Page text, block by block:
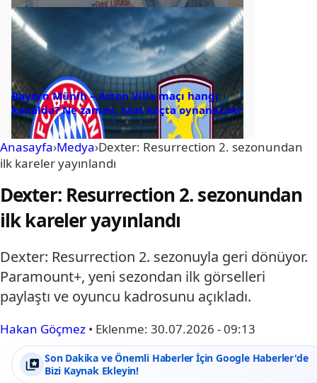
Bayern Münih – Aston Villa maçı hangi
kanalda? Ne zaman, saat kaçta oynanacak?
Anasayfa›Medya›Dexter: Resurrection 2. sezonundan
ilk kareler yayınlandı
Dexter: Resurrection 2. sezonundan
ilk kareler yayınlandı
Dexter: Resurrection 2. sezonuyla geri dönüyor.
Paramount+, yeni sezondan ilk görselleri
paylaştı ve oyuncu kadrosunu açıkladı.
Hakan Göçmez • Eklenme: 30.07.2026 - 09:13
Son Dakika ve Önemli Haberler İçin Google Haberler'de
Bizi Kaynak Ekleyin!